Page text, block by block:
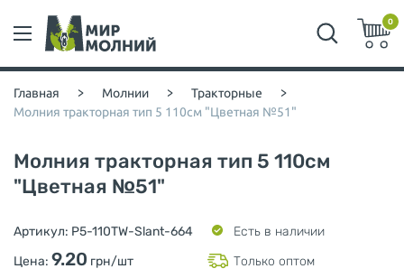
0
Главная > Молнии > Тракторные >
Молния тракторная тип 5 110см "Цветная №51"
Молния тракторная тип 5 110см
"Цветная №51"
Артикул: P5-110TW-Slant-664
Есть в наличии
Цена: 9.20 грн/шт Только оптом